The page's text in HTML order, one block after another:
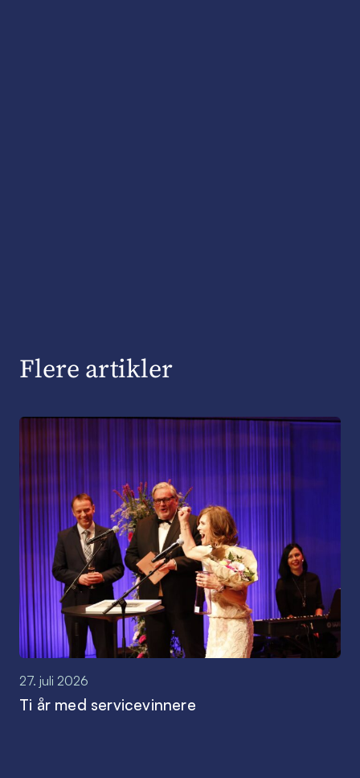
Flere artikler
27. juli 2026
Ti år med servicevinnere